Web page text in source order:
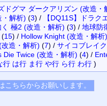
ドグマ ダークアリズン (改造・
・解析) (3) / 【DQ11S】ドラ
極2 (改造・解析) (3) / 地球防
(15) / Hollow Knight (改造・解析)
造・解析) (7) / サイコブレイ
Die Twice (改造・解析) (4) /
行 は行 ま行 や行 ら行 わ行)